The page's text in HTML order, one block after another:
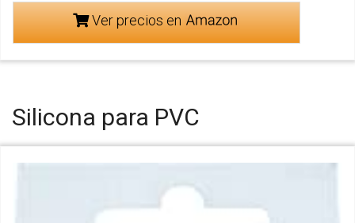
Ver precios en
Silicona para PVC